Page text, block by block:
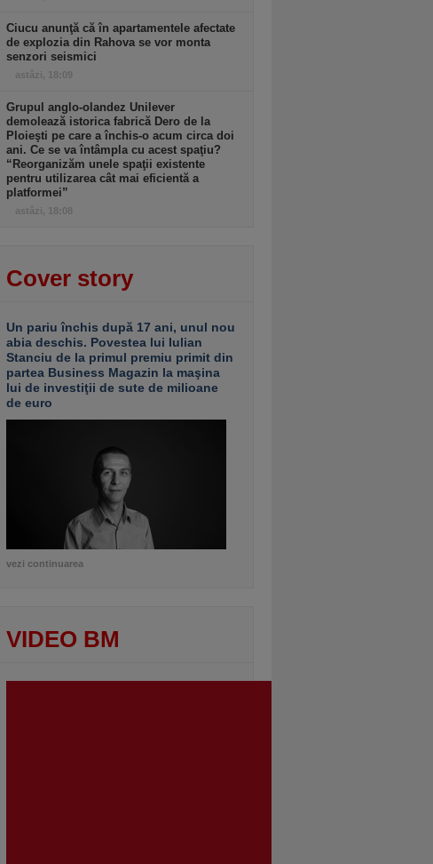
Ciucu anunţă că în apartamentele afectate
de explozia din Rahova se vor monta
senzori seismici
astăzi, 18:09
Grupul anglo-olandez Unilever
demolează istorica fabrică Dero de la
Ploieşti pe care a închis-o acum circa doi
ani. Ce se va întâmpla cu acest spaţiu?
“Reorganizăm unele spaţii existente
pentru utilizarea cât mai eficientă a
platformei”
astăzi, 18:08
Cover story
Un pariu închis după 17 ani, unul nou
abia deschis. Povestea lui Iulian
Stanciu de la primul premiu primit din
partea Business Magazin la maşina
lui de investiţii de sute de milioane
de euro
vezi continuarea
VIDEO BM